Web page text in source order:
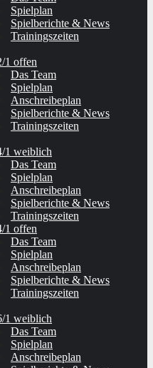
Spielplan
Spielberichte & News
Trainingszeiten
1 offen
Das Team
Spielplan
Anschreibeplan
Spielberichte & News
Trainingszeiten
1 weiblich
Das Team
Spielplan
Anschreibeplan
Spielberichte & News
Trainingszeiten
1 offen
Das Team
Spielplan
Anschreibeplan
Spielberichte & News
Trainingszeiten
1 weiblich
Das Team
Spielplan
Anschreibeplan